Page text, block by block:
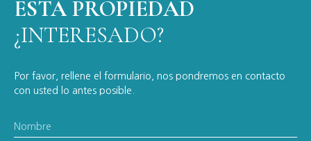
ESTA PROPIEDAD
¿INTERESADO?
Por favor, rellene el formulario, nos pondremos en contacto
con usted lo antes posible.
Nombre